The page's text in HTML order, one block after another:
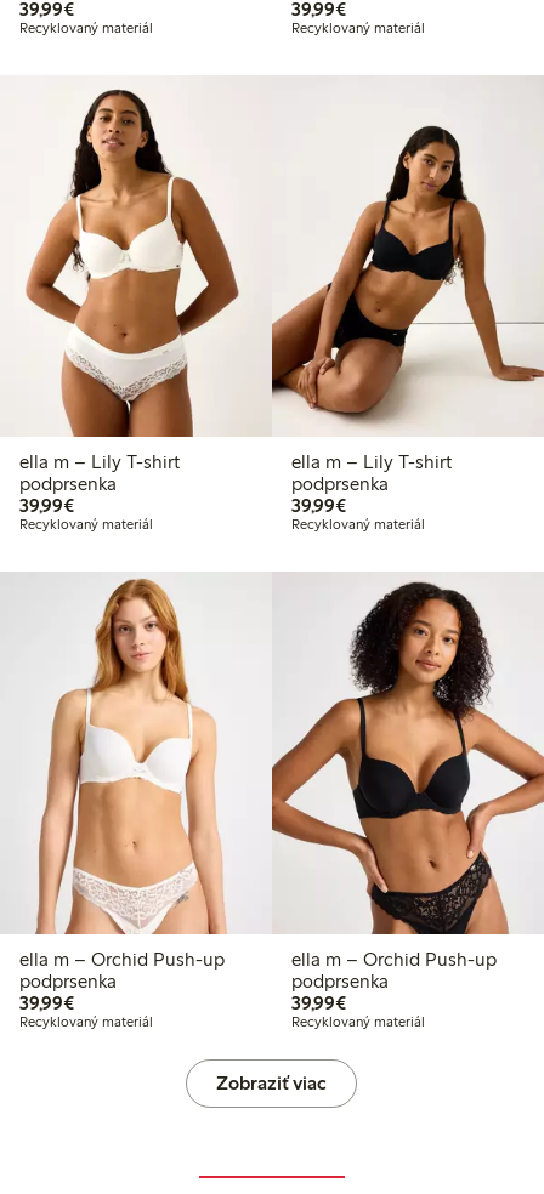
39,99€39,99 €
Recyklovaný materiál
39,99€39,99 €
Recyklovaný materiál
ella m – Lily T-shirt
podprsenka
39,99€39,99 €
Recyklovaný materiál
ella m – Lily T-shirt
podprsenka
39,99€39,99 €
Recyklovaný materiál
ella m – Orchid Push-up
podprsenka
39,99€39,99 €
Recyklovaný materiál
ella m – Orchid Push-up
podprsenka
39,99€39,99 €
Recyklovaný materiál
Zobraziť viac